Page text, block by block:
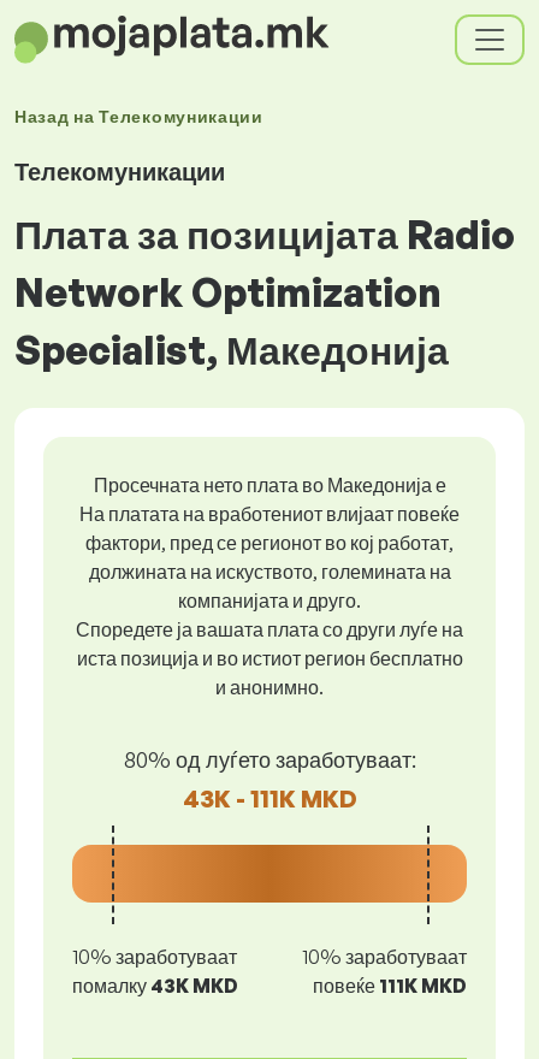
Назад наТелекомуникации
Телекомуникации
Плата за позицијата Radio
Network Optimization
Specialist, Македонија
Просечната нето плата во Македонија е
На платата на вработениот влијаат повеќе
фактори, пред се регионот во кој работат,
должината на искуството, големината на
компанијата и друго.
Споредете ја вашата плата со други луѓе на
иста позиција и во истиот регион бесплатно
и анонимно.
80% од луѓето заработуваат:
43K - 111K MKD
10% заработуваат
помалку 43K MKD
10% заработуваат
повеќе 111K MKD